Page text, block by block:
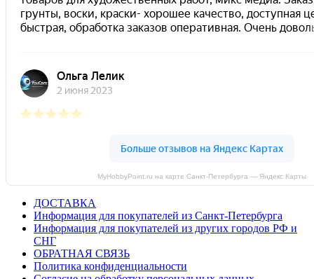
MyHobbyPoint.ru на карте Санкт‑Петербурга — Яндекс Карты
ДОСТАВКА
Информация для покупателей из Санкт-Петербурга
Информация для покупателей из других городов РФ и
СНГ
ОБРАТНАЯ СВЯЗЬ
Политика конфиденциальности